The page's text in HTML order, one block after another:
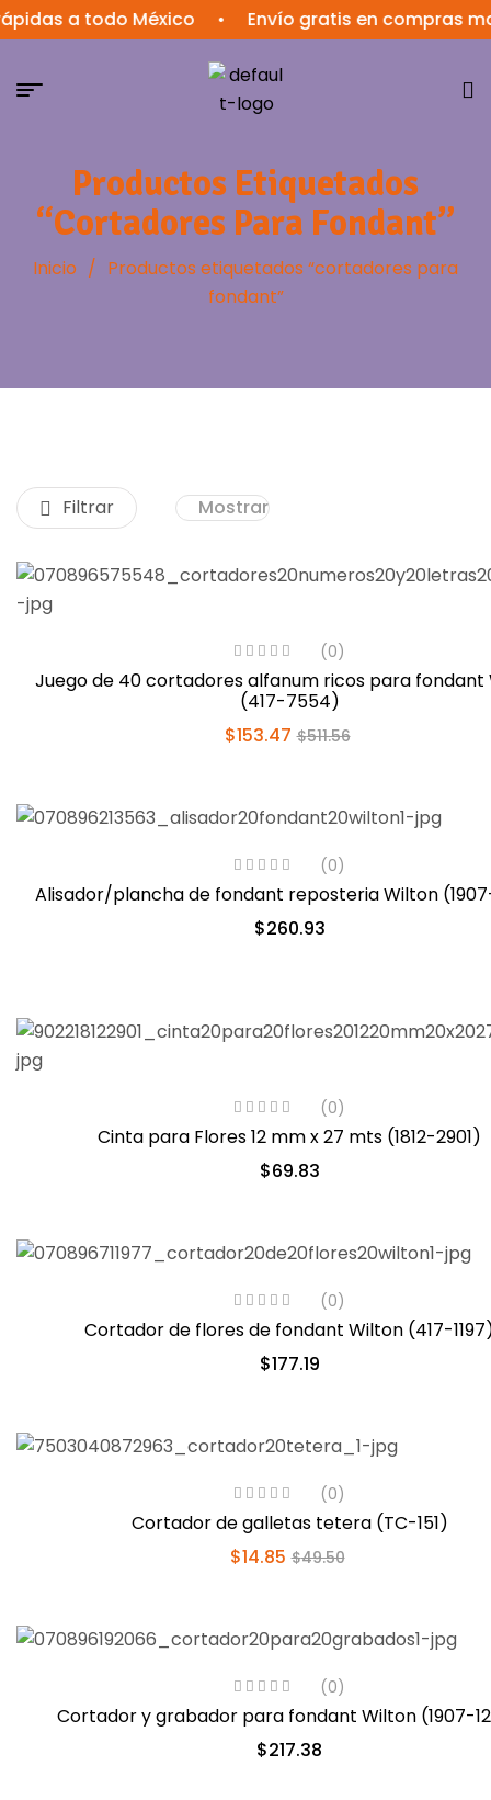
a todo México Envío gratis en compras
Productos Etiquetados
“cortadores Para Fondant”
Inicio / Productos etiquetados “cortadores para
fondant”
Filtrar Mostrar
(0)
Juego de 40 cortadores alfanum ricos para fondant
(417-7554)
$511.56
$153.47
(0)
Alisador/plancha de fondant reposteria Wilton
$260.93
(0)
Cinta para Flores 12 mm x 27 mts (1812-2901)
$69.83
(0)
Cortador de flores de fondant Wilton (417-
$177.19
(0)
Cortador de galletas tetera (TC-151)
$49.50
$14.85
(0)
Cortador y grabador para fondant Wilton (1907-
$217.38